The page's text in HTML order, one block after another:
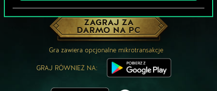
ZAGRAJ ZA
DARMO NA PC
Gra zawiera opcjonalne mikrotransakcje
GRAJ RÓWNIEŻ NA: